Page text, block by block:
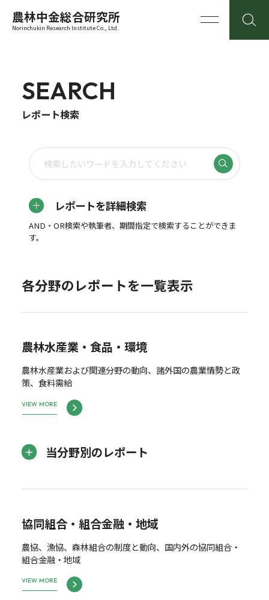
農林中金総合研究所
Norinchukin Research Institute Co., Ltd.
SEARCH
レポート検索
レポートを詳細検索
AND・OR検索や執筆者、期間指定で検索することができま
す。
各分野のレポートを一覧表示
農林水産業・食品・環境
農林水産業および関連分野の動向、諸外国の農業情勢と政
策、食料需給
VIEW MORE
当分野別のレポート
協同組合・組合金融・地域
農協、漁協、森林組合の制度と動向、国内外の協同組合・
組合金融・地域
VIEW MORE